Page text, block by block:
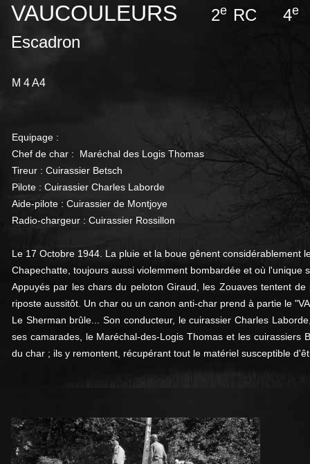
VAUCOULEURS 2eRC 4e
Escadron
M 4 A4
Equipage :
Chef de char : Maréchal des Logis Thomas
Tireur : Cuirassier Betsch
Pilote : Cuirassier Charles Laborde
Aide-pilote : Cuirassier de Montjoye
Radio-chargeur : Cuirassier Rossillon
Le 17 Octobre 1944. La pluie et la boue gênent considérablement
Chapechatte, toujours aussi violemment bombardée et où l'unique
Appuyés par les chars du peloton Giraud, les Zouaves tentent
riposte aussitôt. Un char ou un canon anti-char prend à partie le
Le Sherman brûle... Son conducteur, le cuirassier Charles
ses camarades, le Maréchal-des-Logis Thomas et les
du char ; ils y remontent, récupérant tout le matériel susceptible